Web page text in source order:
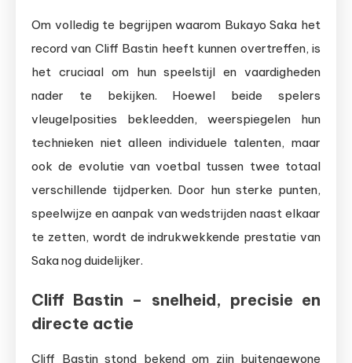
Om volledig te begrijpen waarom Bukayo Saka het
record van Cliff Bastin heeft kunnen overtreffen, is
het cruciaal om hun speelstijl en vaardigheden
nader te bekijken. Hoewel beide spelers
vleugelposities bekleedden, weerspiegelen hun
technieken niet alleen individuele talenten, maar
ook de evolutie van voetbal tussen twee totaal
verschillende tijdperken. Door hun sterke punten,
speelwijze en aanpak van wedstrijden naast elkaar
te zetten, wordt de indrukwekkende prestatie van
Saka nog duidelijker.
Cliff Bastin – snelheid, precisie en
directe actie
Cliff Bastin stond bekend om zijn buitengewone